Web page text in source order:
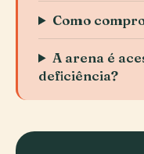
Como
A arena é
deficiência?